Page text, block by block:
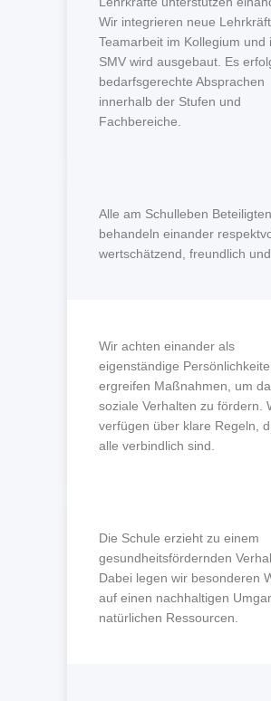
Wir integrieren neue
Teamarbeit im Kollegium und
SMV wird ausgebaut. Es
bedarfsgerechte Absprachen
innerhalb der Stufen und
Fachbereiche.
Alle am Schulleben Beteiligten
behandeln einander
wertschätzend, freundlich und
Wir achten einander als
eigenständige
ergreifen Maßnahmen, um
soziale Verhalten zu fördern.
verfügen über klare Regeln,
alle verbindlich sind.
Die Schule erzieht zu einem
gesundheitsfördernden
Dabei legen wir besonderen
auf einen nachhaltigen
natürlichen Ressourcen.